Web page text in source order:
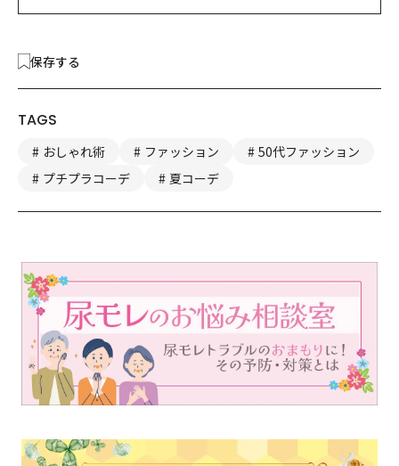
保存する
TAGS
おしゃれ術 ファッション
50代ファッション
プチプラコーデ
夏コーデ